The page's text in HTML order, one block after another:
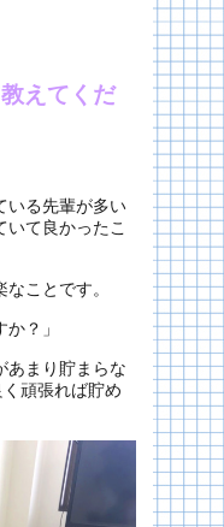
えてくだ
いる先輩が多い
いて良かったこ
ことです。
？」
あまり貯まらな
頑張れば貯め